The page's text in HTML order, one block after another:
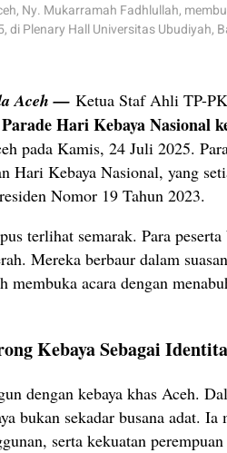
Ny. Mukarramah Fadhlullah,
di Plenary Hall Universitas Ubudiyah,
Aceh — Ketua Staf Ahli TP-
Parade Hari Kebaya Nasional
pada Kamis, 24 Juli 2025.
Hari Kebaya Nasional, yang
Nomor 19 Tahun 2023.
terlihat semarak. Para
Mereka berbaur dalam
membuka acara dengan
Kebaya Sebagai
dengan kebaya khas Aceh.
bukan sekadar busana adat. Ia
serta kekuatan